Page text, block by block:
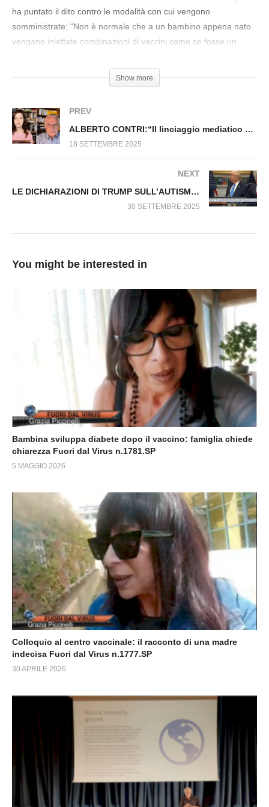
ha puntato il dito contro le modalità con cui vengono
somministrate: “Non è normale che a un bambino appena nato
vengano iniettate combinazioni di vaccini come se fosse un
una quantità eccessiva per un corpo così fragile”
Show more
PREV
ALBERTO CONTRI:“Il linciaggio mediatico di RFK Jr. orchestrato da Big Pharma” Fuori dal Virus n.1602.SP
18 SETTEMBRE 2025
NEXT
LE DICHIARAZIONI DI TRUMP SULL’AUTISMO E SUI VACCINI Fuori dal Virus n.1613.SP
30 SETTEMBRE 2025
You might be interested in
Bambina sviluppa diabete dopo il vaccino: famiglia chiede
chiarezza Fuori dal Virus n.1781.SP
5 MAGGIO 2026
Colloquio al centro vaccinale: il racconto di una madre
indecisa Fuori dal Virus n.1777.SP
30 APRILE 2026